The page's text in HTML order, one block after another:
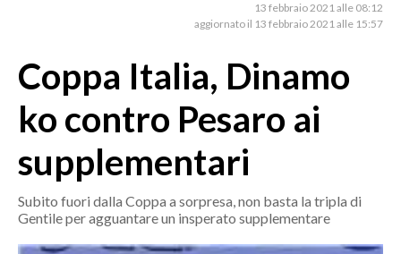
MEDIO CAMPIDANO
ORISTANO E PROVINCIA
SASSARI E PROVINCIA
NUORO E PROVINCIA
OGLIASTRA
13 febbraio 2021 alle 08:12
aggiornato il 13 febbraio 2021 alle 15:57
Coppa Italia, Dinamo
ko contro Pesaro ai
supplementari
Subito fuori dalla Coppa a sorpresa, non basta la tripla di
Gentile per agguantare un insperato supplementare